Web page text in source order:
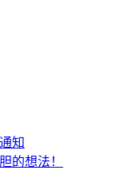
知
的想法！